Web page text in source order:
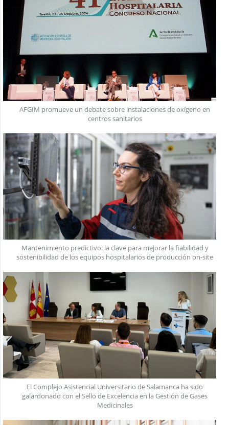
AFGIM promueve un debate sobre instalaciones de oxígeno en
centros sanitarios
Mantenimiento predictivo: la clave para mejorar la fiabilidad y
sostenibilidad de los equipos hospitalarios de producción on-site
El Complejo Asistencial Universitario de Salamanca ha sido
galardonado con el Sello de Excelencia en la Gestión de Gases
Medicinales